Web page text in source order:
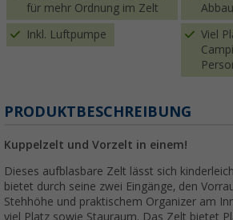
für mehr Ordnung im Zelt
Abbau
Inkl. Luftpumpe
Viel
PRODUKTBESCHREIBUNG
Kuppelzelt und Vorzelt in einem!
Dieses aufblasbare Zelt lässt sich
bietet durch seine zwei Eingänge, den
Stehhöhe und praktischem Organizer am
viel Platz sowie Stauraum. Das Zelt bietet